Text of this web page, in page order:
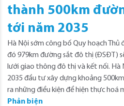
thành 500km
tới năm 2035
Hà Nội sớm công bố Quy hoạch
đó 979km đường sắt đô thị (ĐSĐT)
lưới giao thông đô thị và kết nối. Hà
2035 đầu tư xây dựng khoảng
ra những điều kiện để hiện thực hoá
Phản biện